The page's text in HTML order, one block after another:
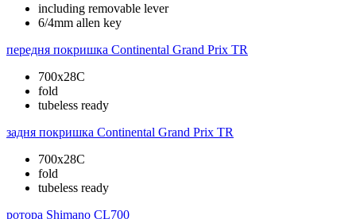
including removable lever
6/4mm allen key
передня покришка Continental Grand Prix TR
700x28C
fold
tubeless ready
задня покришка Continental Grand Prix TR
700x28C
fold
tubeless ready
ротора Shimano CL700